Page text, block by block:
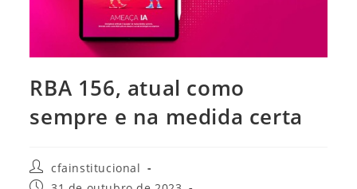
RBA 156, atual como
sempre e na medida certa
Autor
do
cfainstitucional